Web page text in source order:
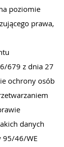
poziomie
prawa,
679 z dnia 27
ochrony osób
danych
95/46/WE